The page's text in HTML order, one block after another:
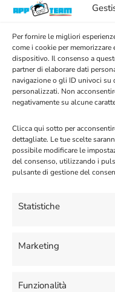
Per fornire le migliori
come i cookie per
dispositivo. Il consenso a
partner di elaborare dati
navigazione o gli ID univoci su
personalizzati. Non
negativamente su alcune
Clicca qui sotto per
dettagliate. Le tue scelte
possibile modificare le
del consenso, utilizzando i
pulsante di gestione del
Statistiche
Marketing
Funzionalità
includi la parola che
Spiega immagine
Salva Chat:Salva
necessario
perché la cronologia
grande è la
Cronologia Chat:
è impostato su SI
Personalità GeminiAI:
eliminare la